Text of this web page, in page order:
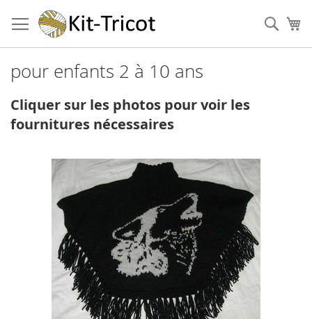
au
contenu
pour enfants 2 à 10 ans
Cliquer sur les photos pour voir les
fournitures nécessaires